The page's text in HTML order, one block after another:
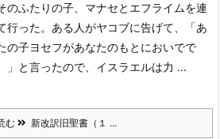
のふたりの子、マナセとエフライムを連
行った。 ある人がヤコブに告げて、「あ
の子ヨセフがあなたのもとにおいでで
」と言ったので、イスラエルは力 ...
む 新改訳旧聖書（１ ...